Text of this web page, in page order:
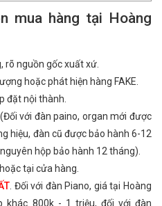
mua hàng tại Hoàng
rõ nguồn gốc xuất xứ.
hoặc phát hiện hàng FAKE.
đặt nội thành.
với đàn paino, organ mới được
hiệu, đàn cũ được bảo hành 6-12
hộp bảo hành 12 tháng).
tại cửa hàng.
. Đối với đàn Piano, giá tại Hoàng
khác 800k - 1 triệu, đối với đàn